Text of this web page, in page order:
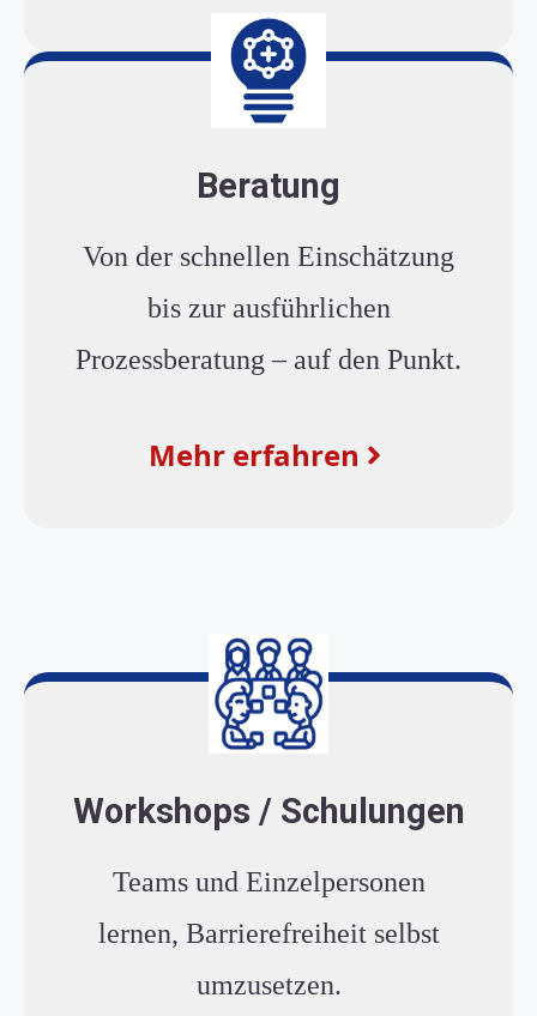
Beratung
Von der schnellen Einschätzung
bis zur ausführlichen
Prozessberatung – auf den Punkt.
Mehr erfahren
Workshops / Schulungen
Teams und Einzelpersonen
lernen, Barrierefreiheit selbst
umzusetzen.